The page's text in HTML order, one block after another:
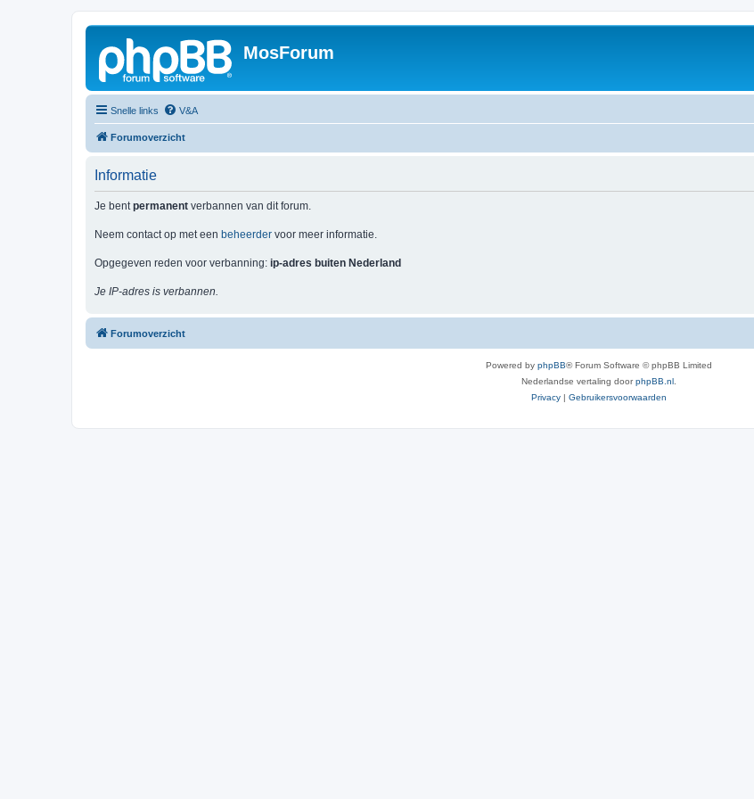
MosForum
Snelle links V&A
Forumoverzicht
Informatie
Je bentpermanent verbannen van dit forum.
Neem contact op met een beheerder voor meer informatie.
Opgegeven reden voor verbanning: ip-adres buiten Nederland
Je IP-adres is verbannen.
Forumoverzicht
Powered by phpBB® Forum Software © phpBB Limited
Nederlandse vertaling doorphpBB.nl
Privacy | Gebruikersvoorwaarden